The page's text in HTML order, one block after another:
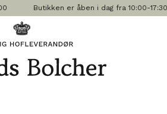
Butikken er åben i dag fra 10:00-17:30